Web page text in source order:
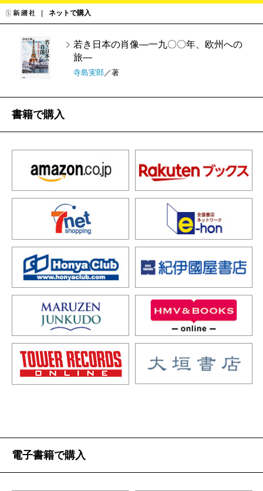
ネットで購入
若き日本の肖像―一九〇〇年、欧州への
旅―
寺島実郎 ／著
書籍で購入
電子書籍で購入